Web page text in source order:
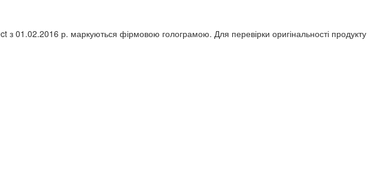
з 01.02.2016 р. маркуються фірмовою голограмою. Для перевірки оригінальності продукту